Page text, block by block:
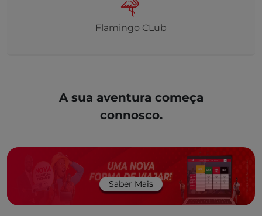
Flamingo CLub
A sua aventura começa
connosco.
Saber Mais